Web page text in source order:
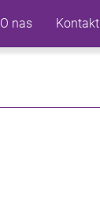
O nas Kontakt